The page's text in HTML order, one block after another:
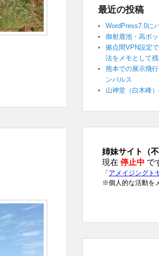
最近の投稿
WordPress7.0に
御射鹿池・高ボ
拠点間VPN設定
法をメモとして
熊本での展示飛
ンパルス
山神堂（白木峰